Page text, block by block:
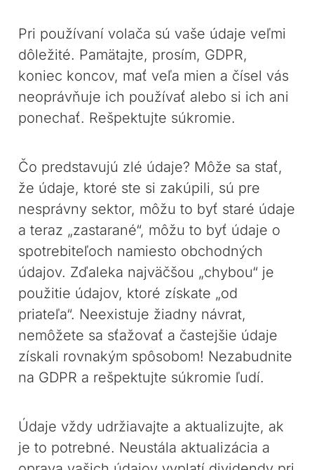
Pri používaní volača sú vaše údaje veľmi
dôležité. Pamätajte, prosím, GDPR,
koniec koncov, mať veľa mien a čísel vás
neoprávňuje ich používať alebo si ich ani
ponechať. Rešpektujte súkromie.
Čo predstavujú zlé údaje? Môže sa stať,
že údaje, ktoré ste si zakúpili, sú pre
nesprávny sektor, môžu to byť staré údaje
a teraz „zastarané“, môžu to byť údaje o
spotrebiteľoch namiesto obchodných
údajov. Zďaleka najväčšou „chybou“ je
použitie údajov, ktoré získate „od
priateľa“. Neexistuje žiadny návrat,
nemôžete sa sťažovať a častejšie údaje
získali rovnakým spôsobom! Nezabudnite
na GDPR a rešpektujte súkromie ľudí.
Údaje vždy udržiavajte a aktualizujte, ak
je to potrebné. Neustála aktualizácia a